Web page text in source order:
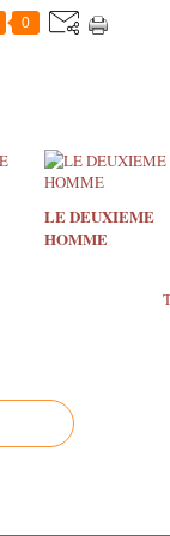
0
LE DEUXIEME
HOMME